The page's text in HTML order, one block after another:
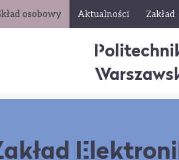
osobowy Aktualności Zakład